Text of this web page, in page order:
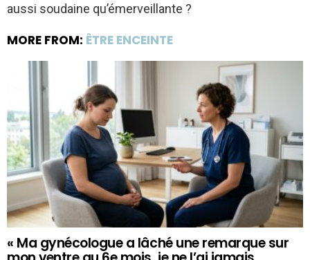
aussi soudaine qu’émerveillante ?
MORE FROM: ÊTRE ENCEINTE
« Ma gynécologue a lâché une remarque sur